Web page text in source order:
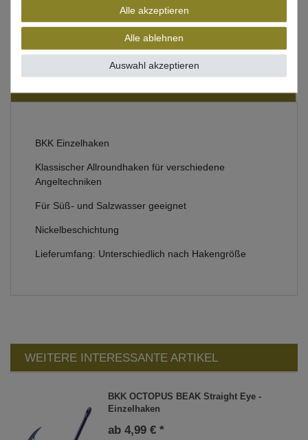
Beschreibung
Bewertung
BKK Einzelhaken
Klassischer Allroundhaken für verschiedene
Angeltechniken
Für Süß- und Salzwasser geeignet
Nickelbeschichtung
Lieferumfang: Unterschiedlich nach Hakengröße
WEITERE INTERESSANTE ARTIKEL
BKK OCTOPUS BEAK Straight Eye -
Einzelhaken
ab 4,99 € *
Alle akzeptieren
Alle ablehnen
Auswahl akzeptieren